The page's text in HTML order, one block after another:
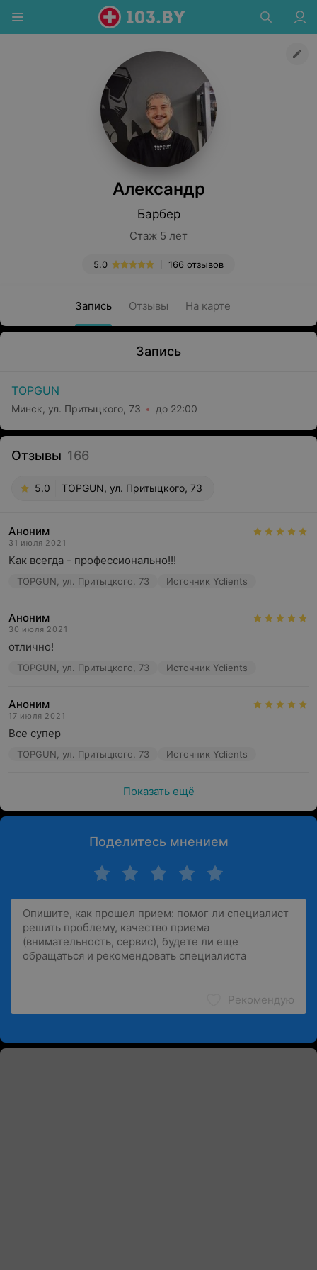
Александр
Барбер
Стаж 5 лет
166 отзывов
5.0
Запись Отзывы На карте
Запись
TOPGUN
Минск, ул. Притыцкого, 73 до 22:00
Отзывы 166
5.0 TOPGUN, ул. Притыцкого, 73
Аноним
31 июля 2021
Как всегда - профессионально!!!
TOPGUN, ул. Притыцкого, 73 Источник Yclients
Аноним
30 июля 2021
отлично!
TOPGUN, ул. Притыцкого, 73 Источник Yclients
Аноним
17 июля 2021
Все супер
TOPGUN, ул. Притыцкого, 73 Источник Yclients
Показать ещё
Поделитесь мнением
Рекомендую